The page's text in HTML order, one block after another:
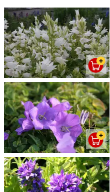
Helianthus -
Helleborus -
Heuchera,
Iris
Kandelaber